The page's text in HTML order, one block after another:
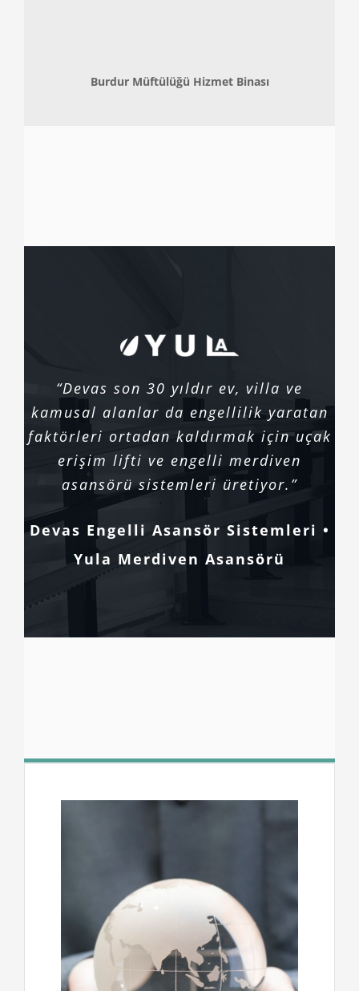
Burdur Müftülüğü Hizmet Binası
“Devas son 30 yıldır ev, villa ve
kamusal alanlar da engellilik yaratan
faktörleri ortadan kaldırmak için uçak
erişim lifti ve engelli merdiven
asansörü sistemleri üretiyor.”
Devas Engelli Asansör Sistemleri •
Yula Merdiven Asansörü